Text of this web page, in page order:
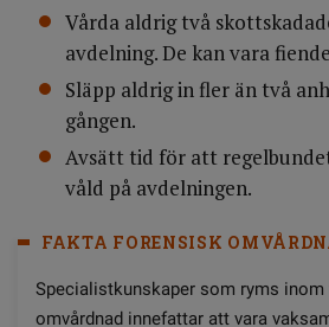
Vårda aldrig två
avdelning. De kan vara
Släpp aldrig in fler än två
gången.
Avsätt tid för att
våld på avdelningen.
FAKTA FORENSISK
Specialistkunskaper som ryms
omvårdnad innefattar att vara